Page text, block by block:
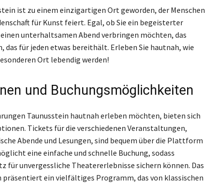
ist zu einem einzigartigen Ort geworden, der Menschen
für Kunst feiert. Egal, ob Sie ein begeisterter
unterhaltsamen Abend verbringen möchten, das
für jeden etwas bereithält. Erleben Sie hautnah, wie
Ort lebendig werden!
und Buchungsmöglichkeiten
Taunusstein hautnah erleben möchten, bieten sich
Tickets für die verschiedenen Veranstaltungen,
Abende und Lesungen, sind bequem über die Plattform
eine einfache und schnelle Buchung, sodass
für unvergessliche Theatererlebnisse sichern können. Das
ein vielfältiges Programm, das von klassischen